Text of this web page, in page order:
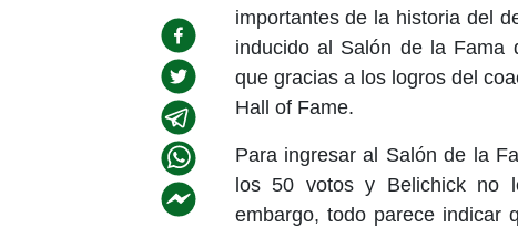
importantes de la historia del
inducido al Salón de la Fama
que gracias a los logros del
Hall of Fame.
Para ingresar al Salón de la
los 50 votos y Belichick no
embargo, todo parece indicar